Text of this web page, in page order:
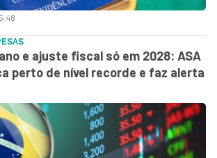
e ajuste fiscal só em 2028: ASA
perto de nível recorde e faz alerta